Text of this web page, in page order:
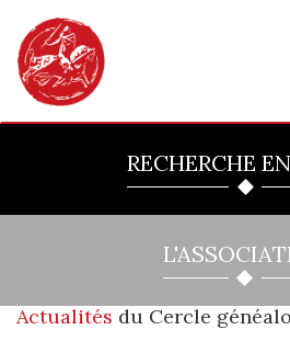
RECHERCHE
Actualités du Cercle